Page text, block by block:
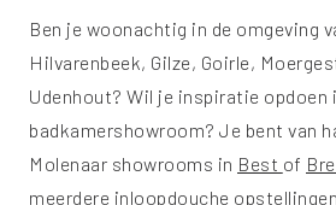
Ben je woonachtig in de omgeving
Hilvarenbeek, Gilze, Goirle,
Udenhout? Wil je inspiratie opdoen
badkamershowroom? Je bent van
Molenaar showrooms in Best of
meerdere inloopdouche